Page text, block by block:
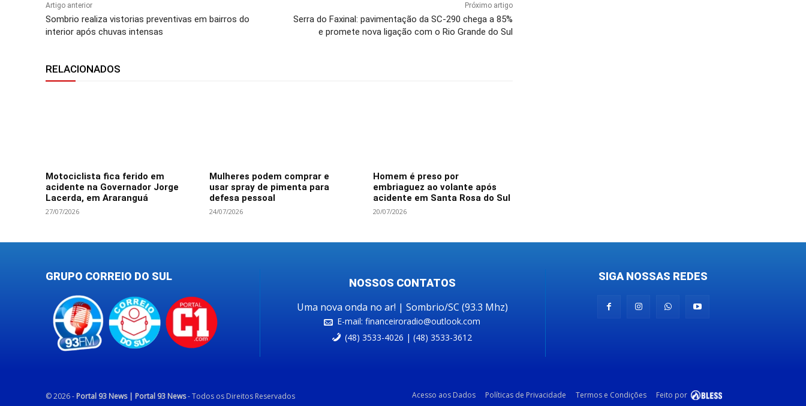
Artigo anterior
Sombrio realiza vistorias preventivas em bairros do
interior após chuvas intensas
Próximo artigo
Serra do Faxinal: pavimentação da SC-290 chega a 85%
e promete nova ligação com o Rio Grande do Sul
RELACIONADOS
Motociclista fica ferido em
acidente na Governador Jorge
Lacerda, em Araranguá
27/07/2026
Mulheres podem comprar e
usar spray de pimenta para
defesa pessoal
24/07/2026
Homem é preso por
embriaguez ao volante após
acidente em Santa Rosa do Sul
20/07/2026
GRUPO CORREIO DO SUL NOSSOS CONTATOS
Uma nova onda no ar! | Sombrio/SC (93.3 Mhz)
E-mail: financeiroradio@outlook.com
(48) 3533-4026 | (48) 3533-3612
SIGA NOSSAS REDES
© 2026 - Portal 93 News | Portal 93 News- Todos os Direitos Reservados Acesso aos Dados Políticas de Privacidade Termos e Condições Feito por